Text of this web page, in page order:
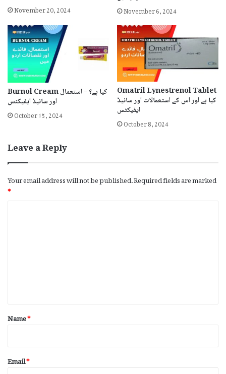
November 20, 2024 November 6, 2024
Burnol Cream کیا ہے؟ – استعمال
اور سائیڈ ایفیکٹس
October 15, 2024
Omatril Lynestrenol Tablet
کیا ہے اور اس کے استعمالات اور سائیڈ
ایفیکٹس
October 8, 2024
Leave a Reply
Your email address will not be published.Required fields are marked
*
*
Name*
Email*